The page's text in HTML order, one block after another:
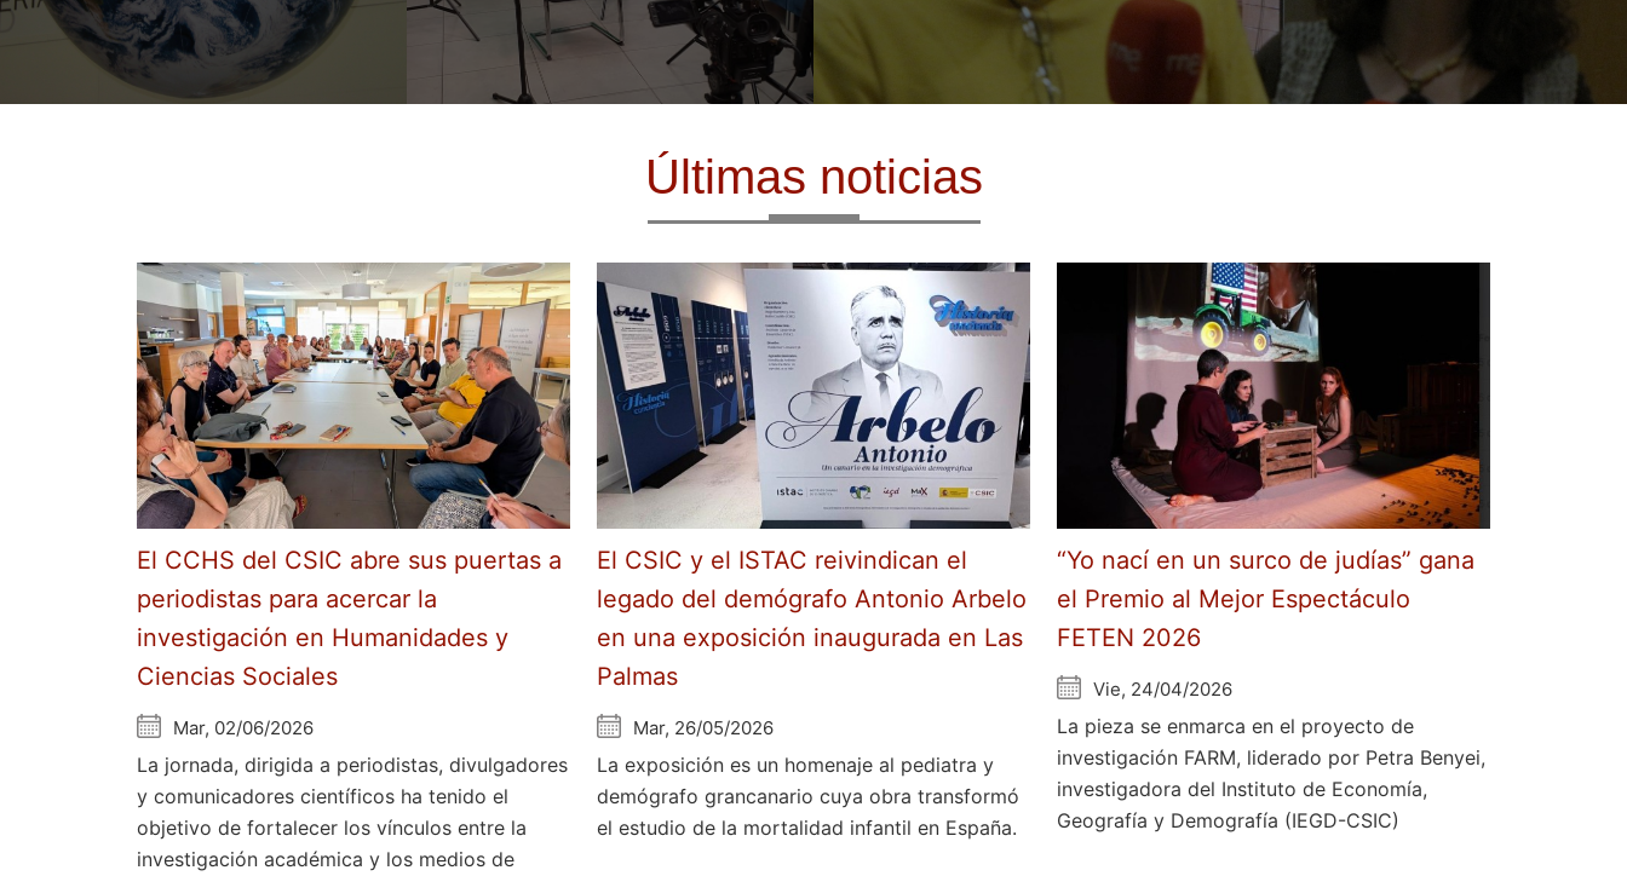
Últimas noticias
El CCHS del CSIC abre sus puertas a
periodistas para acercar la
investigación en Humanidades y
Ciencias Sociales
Mar, 02/06/2026
La jornada, dirigida a periodistas, divulgadores
y comunicadores científicos ha tenido el
objetivo de fortalecer los vínculos entre la
investigación académica y los medios de
El CSIC y el ISTAC reivindican el
legado del demógrafo Antonio Arbelo
en una exposición inaugurada en Las
Palmas
Mar, 26/05/2026
La exposición es un homenaje al pediatra y
demógrafo grancanario cuya obra transformó
el estudio de la mortalidad infantil en España.
“Yo nací en un surco de judías” gana
el Premio al Mejor Espectáculo
FETEN 2026
Vie, 24/04/2026
La pieza se enmarca en el proyecto de
investigación FARM, liderado por Petra Benyei,
investigadora del Instituto de Economía,
Geografía y Demografía (IEGD-CSIC)